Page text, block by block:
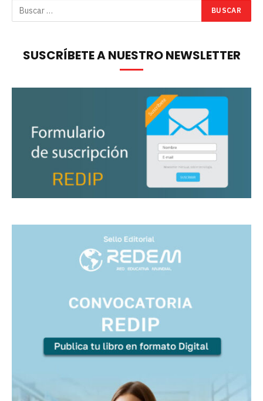
SUSCRÍBETE A NUESTRO NEWSLETTER